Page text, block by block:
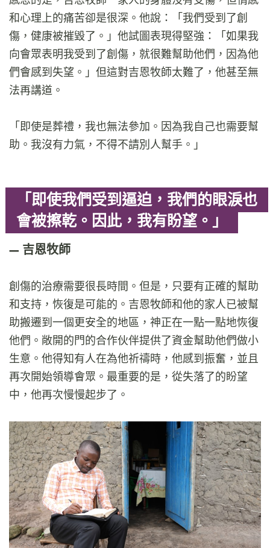
和心理上的痛苦卻是很深。他說：「我們受到了創
傷，健康被摧毀了。」他試圖表現得堅強：「如果我
向會眾表明我受到了創傷，就很難幫助他們，因為他
們會感到失望。」但這對吉恩牧師太難了，他甚至無
法再講道。
「即使是葬禮，我也無法參加。因為我自己也需要幫
助。我沒有力氣，不得不請別人幫手。」
「即使我們受到逼迫，我們的眼淚也
會被擦乾。因此，我有盼望。」
吉恩牧師
創傷的治療需要很長時間。但是，只要有正確的幫助
和支持，恢復是可能的。吉恩牧師和他的家人已被幫
助搬遷到一個更安全的地區，神正在一點一點地恢復
他們。敞開的門的合作伙伴提供了資金幫助他們做小
生意。他得知有人在為他祈禱時，他感到振奮，並且
再次開始領導會眾。最重要的是，從失落了的盼望
中，他再次慢慢起步了。